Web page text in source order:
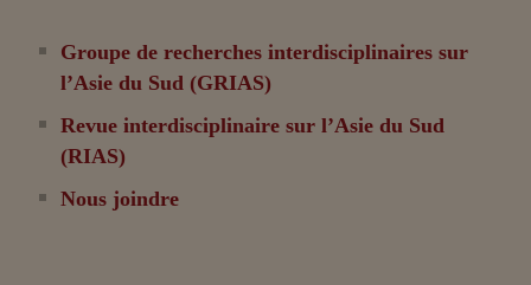
Groupe de recherches interdisciplinaires sur
l’Asie du Sud (GRIAS)
Revue interdisciplinaire sur l’Asie du Sud
(RIAS)
Nous joindre